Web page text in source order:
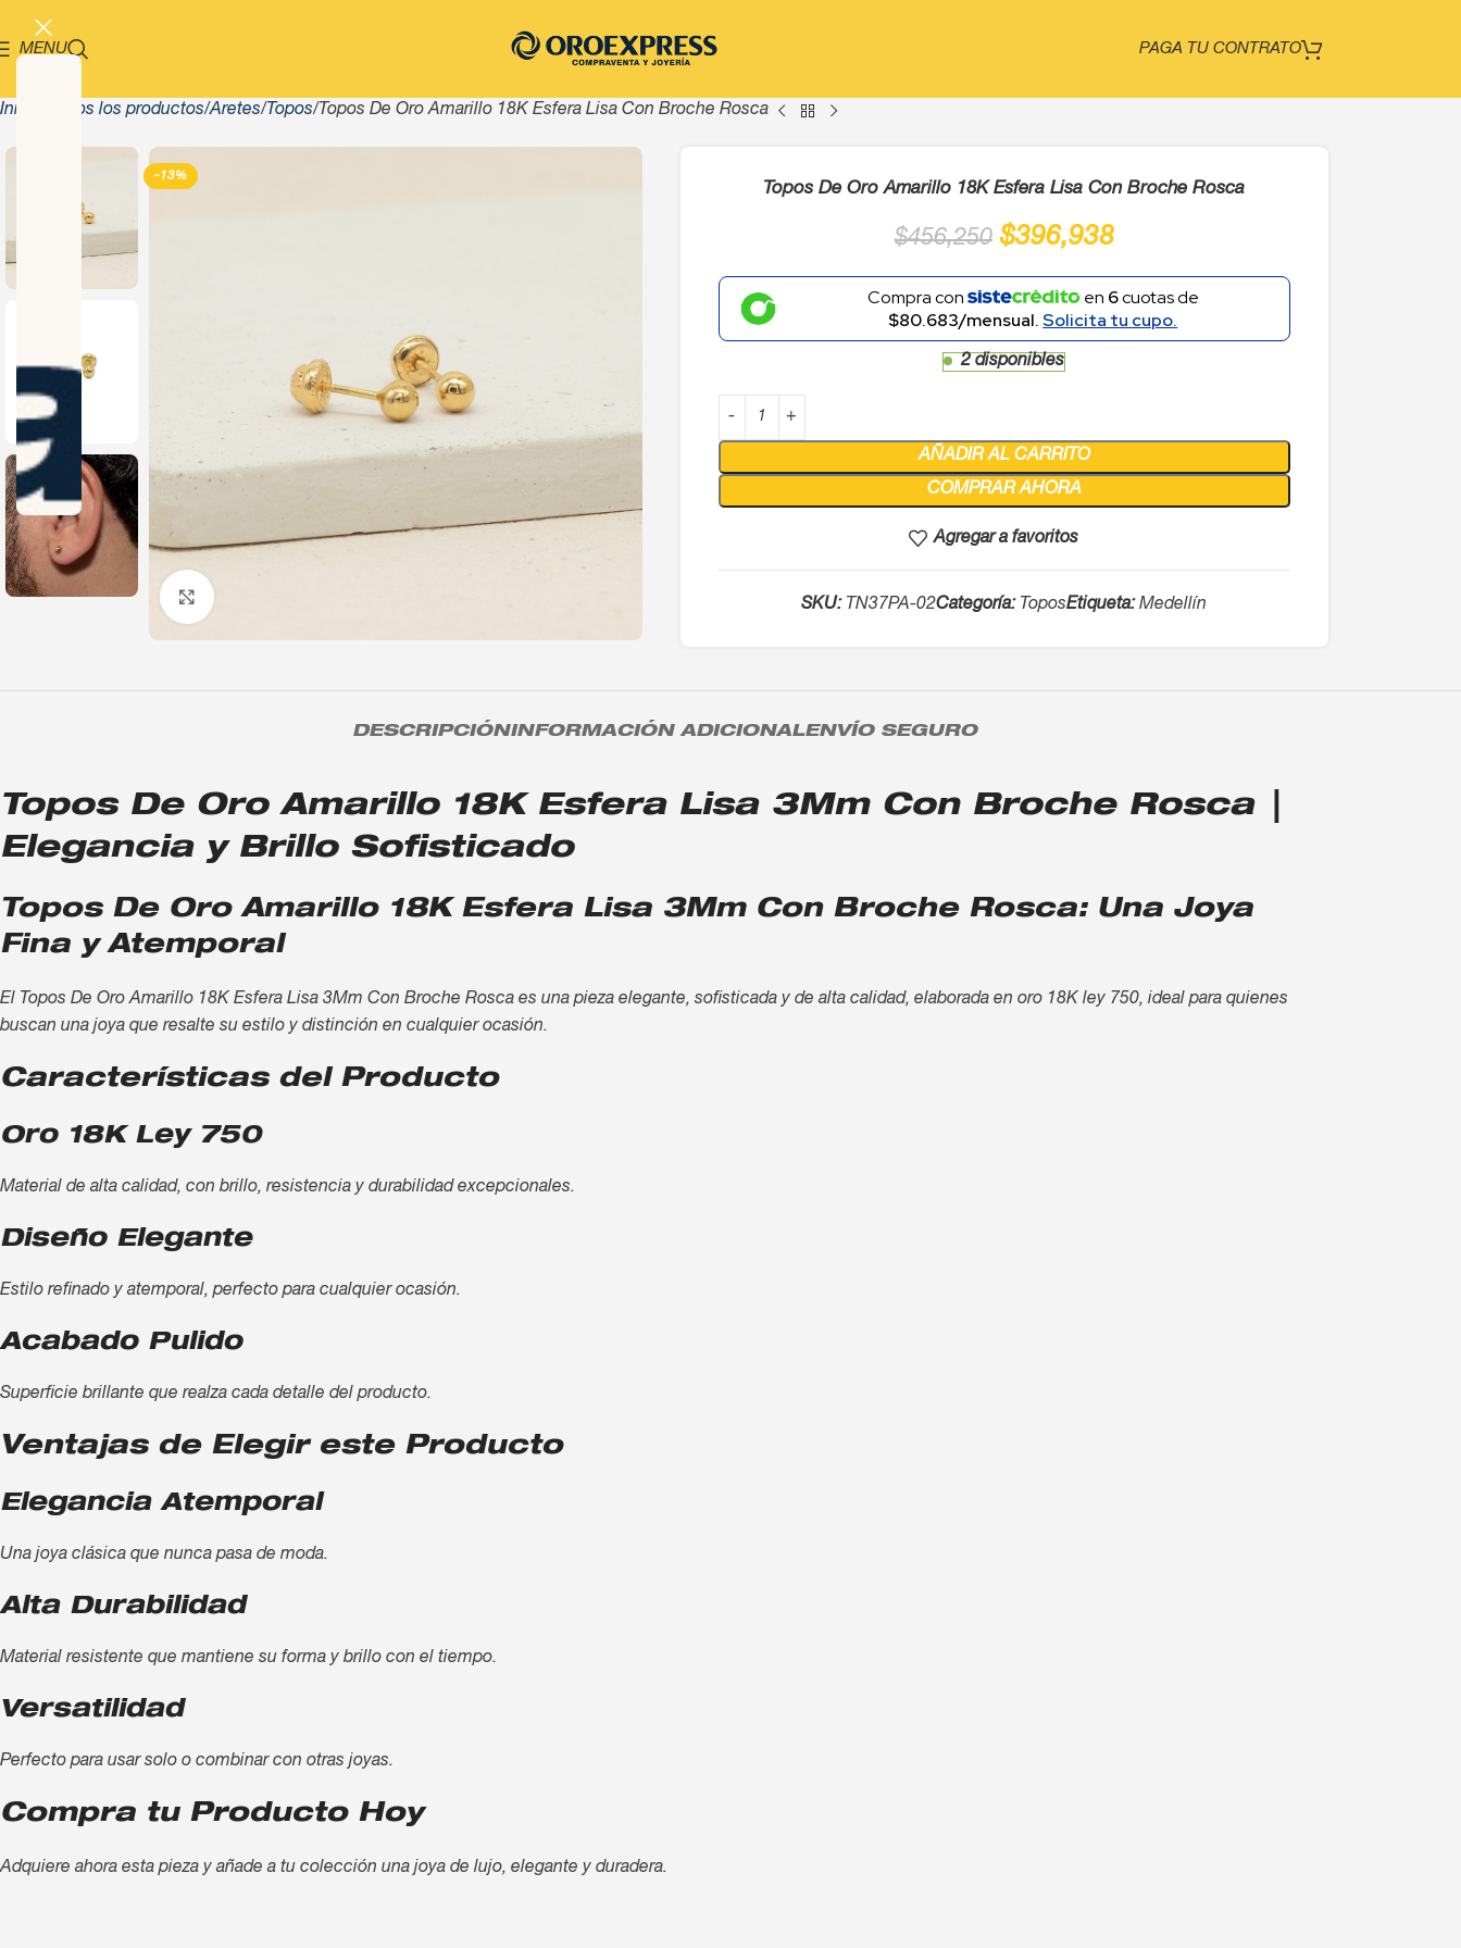
MENU PAGA TU CONTRATO
Inicio Todos los productos Aretes Topos Topos De Oro Amarillo 18K Esfera Lisa Con Broche Rosca
-13%
Topos De Oro Amarillo 18K Esfera Lisa Con Broche Rosca
$456,250 $396,938
Compra con en 6cuotas de
$80.683/mensual.Solicita tu cupo.
2 disponibles
AÑADIR AL CARRITO
COMPRAR AHORA
Agregar a favoritos
SKU: TN37PA-02Categoría: ToposEtiqueta: Medellín
DESCRIPCIÓNINFORMACIÓN ADICIONALENVÍO SEGURO
Topos De Oro Amarillo 18K Esfera Lisa 3Mm Con Broche Rosca |
Elegancia y Brillo Sofisticado
Topos De Oro Amarillo 18K Esfera Lisa 3Mm Con Broche Rosca: Una Joya
Fina y Atemporal
El Topos De Oro Amarillo 18K Esfera Lisa 3Mm Con Broche Rosca es una pieza elegante, sofisticada y de alta calidad, elaborada en oro 18K ley 750, ideal para quienes
buscan una joya que resalte su estilo y distinción en cualquier ocasión.
Características del Producto
Oro 18K Ley 750
Material de alta calidad, con brillo, resistencia y durabilidad excepcionales.
Diseño Elegante
Estilo refinado y atemporal, perfecto para cualquier ocasión.
Acabado Pulido
Superficie brillante que realza cada detalle del producto.
Ventajas de Elegir este Producto
Elegancia Atemporal
Una joya clásica que nunca pasa de moda.
Alta Durabilidad
Material resistente que mantiene su forma y brillo con el tiempo.
Versatilidad
Perfecto para usar solo o combinar con otras joyas.
Compra tu Producto Hoy
Adquiere ahora esta pieza y añade a tu colección una joya de lujo, elegante y duradera.